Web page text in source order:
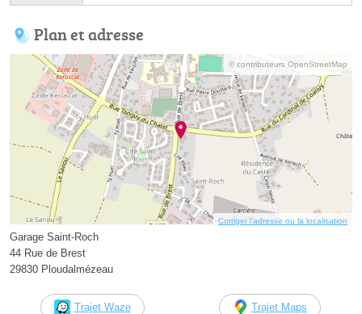
Plan et adresse
© contributeurs OpenStreetMap
Corriger l’adresse ou la localisation
Garage Saint-Roch
44 Rue de Brest
29830 Ploudalmézeau
Trajet Waze Trajet Maps